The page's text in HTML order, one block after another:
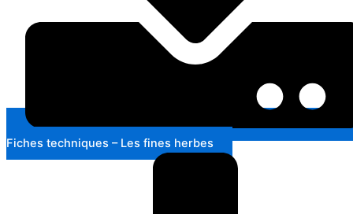
Fiches techniques – Les fines herbes